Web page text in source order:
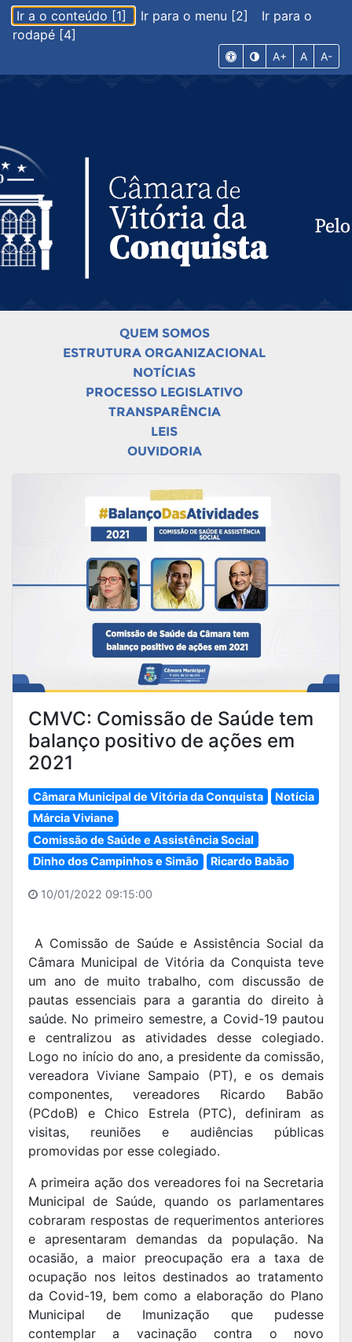
Ir a o conteúdo [1] Ir para o menu [2]
Ir para o
rodapé [4]
A+ A A-
QUEM SOMOS
ESTRUTURA ORGANIZACIONAL
NOTÍCIAS
PROCESSO LEGISLATIVO
TRANSPARÊNCIA
LEIS
OUVIDORIA
CMVC: Comissão de Saúde tem
balanço positivo de ações em
2021
Câmara Municipal de Vitória da Conquista
Notícia
Márcia Viviane
Comissão de Saúde e Assistência Social
Dinho dos Campinhos e Simão
Ricardo Babão
10/01/2022 09:15:00
A Comissão de Saúde e Assistência Social da
Câmara Municipal de Vitória da Conquista teve
um ano de muito trabalho, com discussão de
pautas essenciais para a garantia do direito à
saúde. No primeiro semestre, a Covid-19 pautou
e centralizou as atividades desse colegiado.
Logo no início do ano, a presidente da comissão,
vereadora Viviane Sampaio (PT), e os demais
componentes, vereadores Ricardo Babão
(PCdoB) e Chico Estrela (PTC), definiram as
visitas, reuniões e audiências públicas
promovidas por esse colegiado.
A primeira ação dos vereadores foi na Secretaria
Municipal de Saúde, quando os parlamentares
cobraram respostas de requerimentos anteriores
e apresentaram demandas da população. Na
ocasião, a maior preocupação era a taxa de
ocupação nos leitos destinados ao tratamento
da Covid-19, bem como a elaboração do Plano
Municipal de Imunização que pudesse
contemplar a vacinação contra o novo